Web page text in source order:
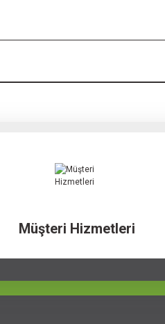
Müşteri Hizmetleri